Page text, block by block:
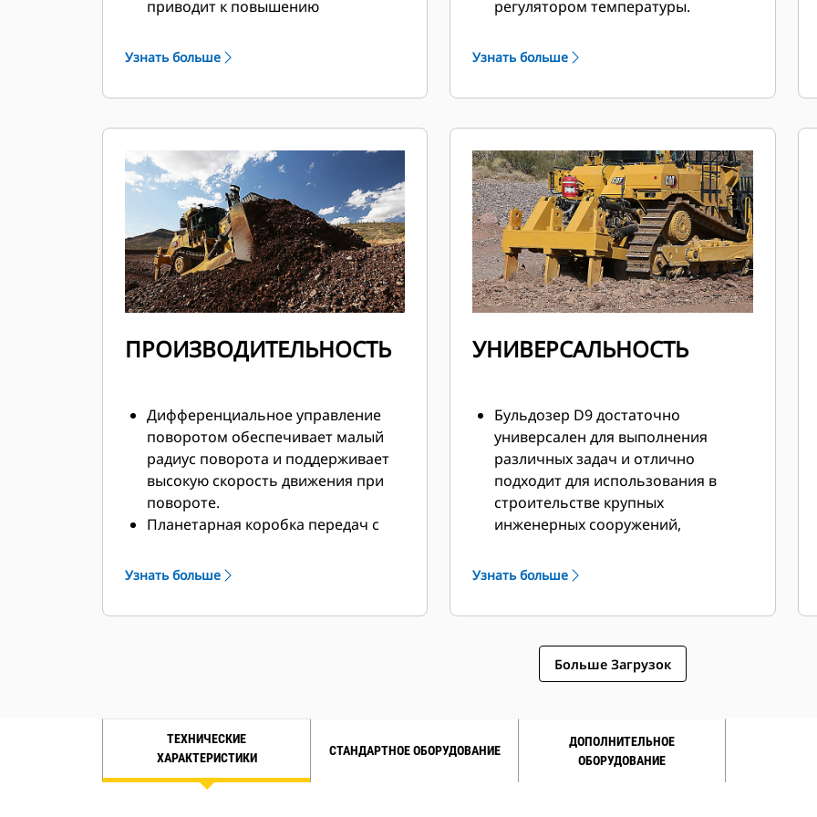
приводит к повышению
и снижению расхода топлива.
гусеничной ленте адаптироваться
дорогой и меньшее
проскальзывание.
Дифференциальное управление
поворотом допускает большие
нагрузки и обеспечивает быстрое
и плавное маневрирование.
Узнать больше
регулятором температуры.
поглощает удары и снижает
на ходовую часть, на 50%,
Удобное рулевое управление с
электроусилителем руля и органы
управления рыхлителем и
бульдозером обеспечивают легкое
и точное маневрирование.
Узнать больше
ПРОИЗВОДИТЕЛЬНОСТЬ
Дифференциальное управление
поворотом обеспечивает малый
радиус поворота и поддерживает
высокую скорость движения при
повороте.
Планетарная коробка передач с
обеспечивает плавное изменение
благодаря системе электронного
кабине большего размера
позволяет работать быстрее и
эффективнее благодаря
увеличенному объему памяти и
Узнать больше
УНИВЕРСАЛЬНОСТЬ
Бульдозер D9 достаточно
универсален для выполнения
различных задач и отлично
подходит для использования в
строительстве крупных
инженерных сооружений,
промышленности и шахтах.
доступен в конфигурациях,
стандартов EPA Tier 2, Tier 3, Tier 4
Final США и Stage V ЕС.
обеспечивает больший контакт с
грунтом, что снижает
проскальзывание и повышает
общую производительность во
Узнать больше
Больше Загрузок
ТЕХНИЧЕСКИЕ
ХАРАКТЕРИСТИКИ
СТАНДАРТНОЕ ОБОРУДОВАНИЕ
ДОПОЛНИТЕЛЬНОЕ
ОБОРУДОВАНИЕ